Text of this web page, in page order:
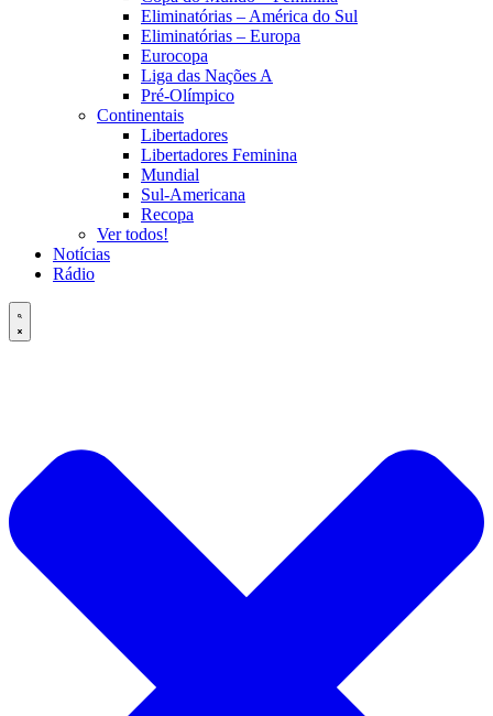
Eliminatórias – América do Sul
Eliminatórias – Europa
Eurocopa
Liga das Nações A
Pré-Olímpico
Continentais
Libertadores
Libertadores Feminina
Mundial
Sul-Americana
Recopa
Ver todos!
Notícias
Rádio